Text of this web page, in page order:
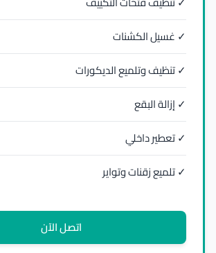
✓ غسيل الكشنات
✓ تنظيف وتلميع الديكورات
✓ إزالة البقع
✓ تعطير داخلي
✓ تلميع زقنات وتواير
اتصل الآن